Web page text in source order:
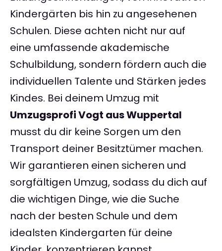
Kindergärten bis hin zu angesehenen
Schulen. Diese achten nicht nur auf
eine umfassende akademische
Schulbildung, sondern fördern auch die
individuellen Talente und Stärken jedes
Kindes. Bei deinem Umzug mit
Umzugsprofi Vogt aus Wuppertal
musst du dir keine Sorgen um den
Transport deiner Besitztümer machen.
Wir garantieren einen sicheren und
sorgfältigen Umzug, sodass du dich auf
die wichtigen Dinge, wie die Suche
nach der besten Schule und dem
idealsten Kindergarten für deine